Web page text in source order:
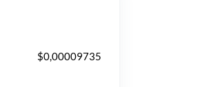
$0,00009735